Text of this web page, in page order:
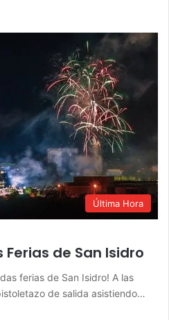
Última Hora
de San Isidro
ferias de San Isidro! A las
de salida asistiendo…